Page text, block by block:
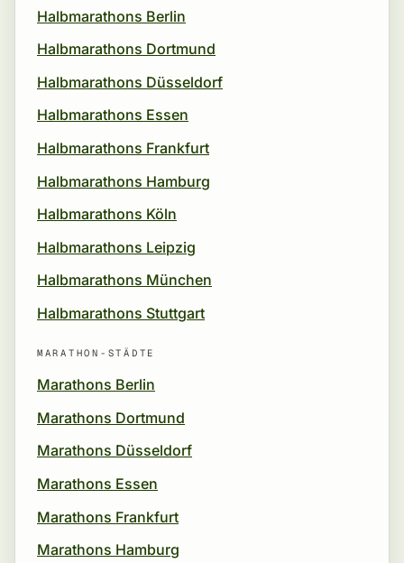
Halbmarathons Berlin
Halbmarathons Dortmund
Halbmarathons Düsseldorf
Halbmarathons Essen
Halbmarathons Frankfurt
Halbmarathons Hamburg
Halbmarathons Köln
Halbmarathons Leipzig
Halbmarathons München
Halbmarathons Stuttgart
MARATHON-STÄDTE
Marathons Berlin
Marathons Dortmund
Marathons Düsseldorf
Marathons Essen
Marathons Frankfurt
Marathons Hamburg